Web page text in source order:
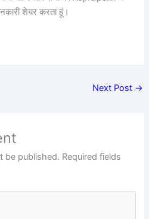
शेयर करता हूं।
Next Post →
be published. Required fields